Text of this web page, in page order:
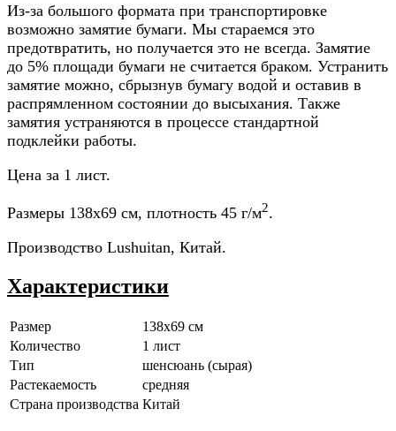
Из-за большого формата при транспортировке
возможно замятие бумаги. Мы стараемся это
предотвратить, но получается это не всегда. Замятие
до 5% площади бумаги не считается браком. Устранить
замятие можно, сбрызнув бумагу водой и оставив в
распрямленном состоянии до высыхания. Также
замятия устраняются в процессе стандартной
подклейки работы.
Цена за 1 лист.
Размеры 138x69 см, плотность 45 г/м2.
Производство Lushuitan, Китай.
Характеристики
Размер
138x69 см
Количество
1 лист
Тип
шенсюань (сырая)
Растекаемость
средняя
Страна производства Китай